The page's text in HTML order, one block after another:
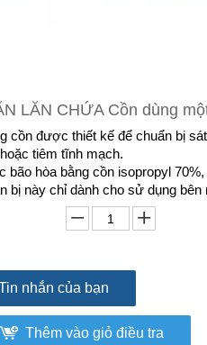
LĂN CHỨA Cồn dùng
cồn được thiết kế để chuẩn bị
tiêm tĩnh mạch.
bão hòa bằng cồn isopropyl
bị này chỉ dành cho sử dụng bên
nhắn của bạn
Thêm vào giỏ điều tra